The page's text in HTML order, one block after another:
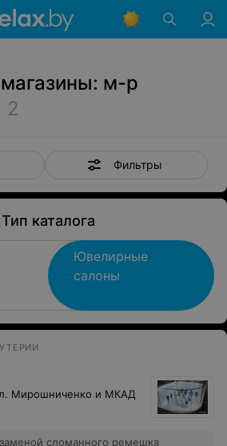
м-р
2
Фильтры
Тип каталога
Ювелирные
салоны
Мирошниченко и МКАД
сломанного ремешка